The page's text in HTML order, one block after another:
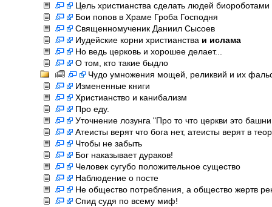
Цель христианства сделать людей биороботами
Бои попов в Храме Гроба Господня
Священномученик Даниил Сысоев
Иудейские корни христианства и ислама
Но ведь церковь и хорошее делает...
О том, кто такие быдло
Чудо умножения мощей, реликвий и их
Измененные книги
Христианство и канибализм
Про еду.
Уточнение лозунга "Про то что церкви это
Атеисты верят что бога нет, атеисты верят в
Чтобы не забыть
Бог наказывает дураков!
Человек сугубо положительное существо
Наблюдение о посте
Не общество потребления, а общество жертв
Спид судя по всему миф!